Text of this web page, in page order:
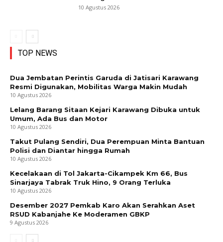
10 Agustus 2026
TOP NEWS
Dua Jembatan Perintis Garuda di Jatisari Karawang
Resmi Digunakan, Mobilitas Warga Makin Mudah
10 Agustus 2026
Lelang Barang Sitaan Kejari Karawang Dibuka untuk
Umum, Ada Bus dan Motor
10 Agustus 2026
Takut Pulang Sendiri, Dua Perempuan Minta Bantuan
Polisi dan Diantar hingga Rumah
10 Agustus 2026
Kecelakaan di Tol Jakarta-Cikampek Km 66, Bus
Sinarjaya Tabrak Truk Hino, 9 Orang Terluka
10 Agustus 2026
Desember 2027 Pemkab Karo Akan Serahkan Aset
RSUD Kabanjahe Ke Moderamen GBKP
9 Agustus 2026